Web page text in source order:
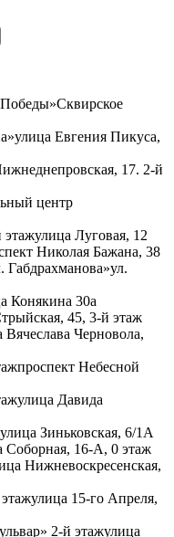
Победы»Сквирское
улица Евгения Пикуса,
17. 2-й
центр
этажулица Луговая, 12
Николая Бажана, 38
Габдрахманова»ул.
Конякина 30а
45, 3-й этаж
Вячеслава Черновола,
проспект Небесной
улица Давида
улица Зиньковская, 6/1А
Соборная, 16-А, 0 этаж
Нижневоскресенская,
улица 15-го Апреля,
2-й этажулица